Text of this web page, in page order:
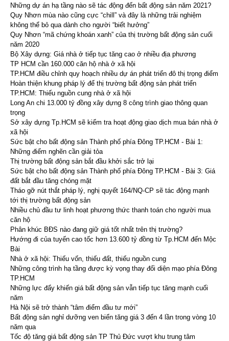
Những dự án hạ tầng nào sẽ tác động đến bất động sản năm 2021?
Quy Nhơn mùa nào cũng cực “chill” và đây là những trải nghiệm
không thể bỏ qua dành cho người “biết hưởng”
Quy Nhơn “mã chứng khoán xanh” của thị trường bất động sản cuối
năm 2020
Bộ Xây dựng: Giá nhà ở tiếp tục tăng cao ở nhiều địa phương
TP HCM cần 160.000 căn hộ nhà ở xã hội
TP.HCM điều chỉnh quy hoạch nhiều dự án phát triển đô thị trọng điểm
Hoàn thiện khung pháp lý để thị trường bất động sản phát triển
TP.HCM: Thiếu nguồn cung nhà ở xã hội
Long An chi 13.000 tỷ đồng xây dựng 8 công trình giao thông quan
trọng
Sở xây dựng Tp.HCM sẽ kiểm tra hoạt động giao dịch mua bán nhà ở
xã hội
Sức bật cho bất động sản Thành phố phía Đông TP.HCM - Bài 1:
Những điểm nghẽn cần giải tỏa
Thị trường bất động sản bắt đầu khởi sắc trở lại
Sức bật cho bất động sản Thành phố phía Đông TP.HCM - Bài 3: Giá
đất bắt đầu tăng chóng mặt
Tháo gỡ nút thắt pháp lý, nghị quyết 164/NQ-CP sẽ tác động mạnh
tới thị trường bất động sản
Nhiều chủ đầu tư linh hoạt phương thức thanh toán cho người mua
căn hộ
Phân khúc BĐS nào đang giữ giá tốt nhất trên thị trường?
Hướng đi của tuyến cao tốc hơn 13.600 tỷ đồng từ Tp.HCM đến Mộc
Bài
Nhà ở xã hội: Thiếu vốn, thiếu đất, thiếu nguồn cung
Những công trình hạ tầng được kỳ vọng thay đổi diện mạo phía Đông
TP.HCM
Những lực đẩy khiến giá bất động sản vẫn tiếp tục tăng mạnh cuối
năm
Hà Nội sẽ trở thành “tâm điểm đầu tư mới”
Bất động sản nghỉ dưỡng ven biển tăng giá 3 đến 4 lần trong vòng 10
năm qua
Tốc độ tăng giá bất động sản TP Thủ Đức vượt khu trung tâm